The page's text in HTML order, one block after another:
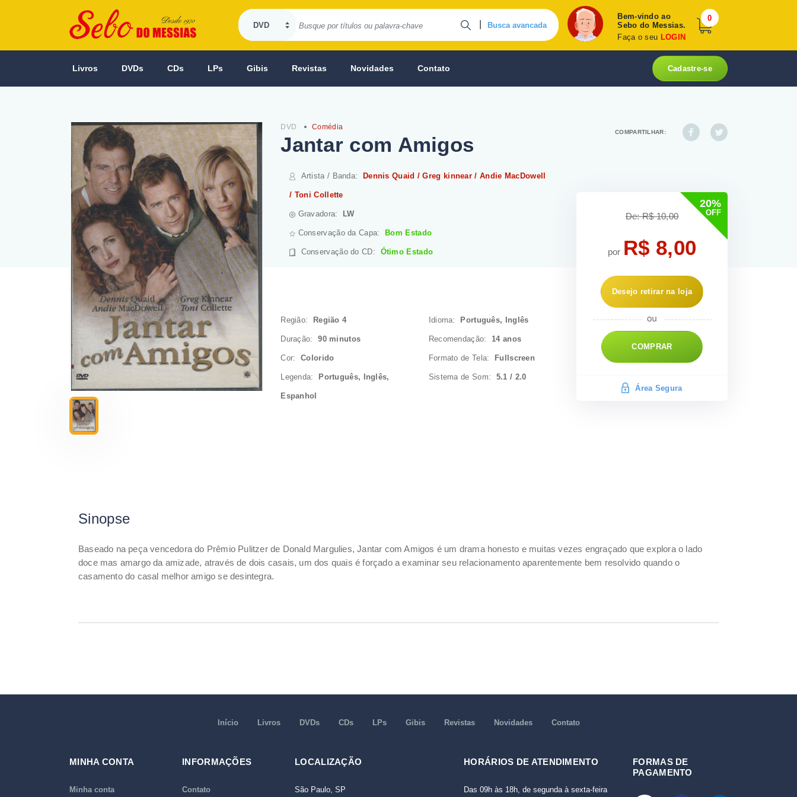
Busca avancada
Bem-vindo ao
Sebo do Messias.
Faça o seu LOGIN
0
Livros DVDs CDs LPs Gibis Revistas Novidades Contato Cadastre-se
DVD Comédia
Jantar com Amigos
Artista / Banda: Dennis Quaid / Greg kinnear / Andie MacDowell
/ Toni Collette
Gravadora: LW
Conservação da Capa: Bom Estado
Conservação do CD: Ótimo Estado
Região: Região 4 Idioma: Português, Inglês
Duração:90 minutos Recomendação:14 anos
Cor:Colorido Formato de Tela: Fullscreen
Legenda: Português, Inglês,
Espanhol
Sistema de Som: 5.1 / 2.0
COMPARTILHAR:
20%
OFF
De: R$ 10,00
por R$ 8,00
Desejo retirar na loja
COMPRAR
Área Segura
Sinopse
Baseado na peça vencedora do Prêmio Pulitzer de Donald Margulies, Jantar com Amigos é um drama honesto e muitas vezes engraçado que explora o lado
doce mas amargo da amizade, através de dois casais, um dos quais é forçado a examinar seu relacionamento aparentemente bem resolvido quando o
casamento do casal melhor amigo se desintegra.
Início Livros DVDs CDs LPs Gibis Revistas Novidades Contato
MINHA CONTA
Minha conta
INFORMAÇÕES
Contato
LOCALIZAÇÃO
São Paulo, SP
HORÁRIOS DE ATENDIMENTO
Das 09h às 18h, de segunda à sexta-feira
FORMAS DE
PAGAMENTO